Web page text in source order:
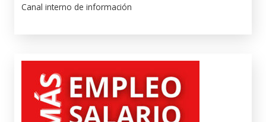
Canal interno de información